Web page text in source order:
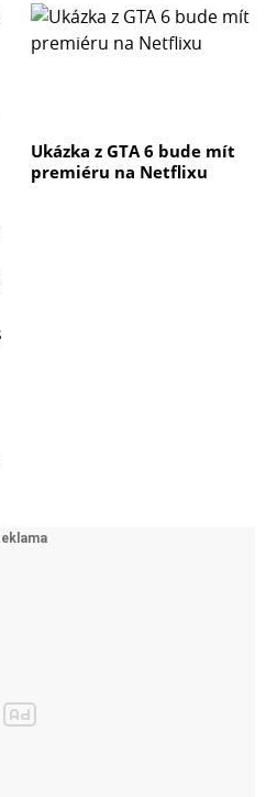
Ukázka z GTA 6 bude mít
premiéru na Netflixu